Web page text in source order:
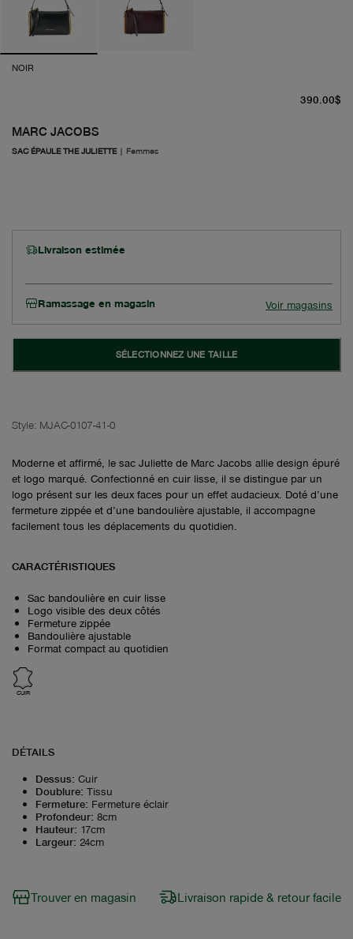
NOIR
MARC JACOBS
SAC ÉPAULE THE JULIETTE| Femmes
390.00$
Livraison estimée
Ramassage en magasin Voir magasins
SÉLECTIONNEZ UNE TAILLE
Style: MJAC-0107-41-0
Moderne et affirmé, le sac Juliette de Marc Jacobs allie design épuré
et logo marqué. Confectionné en cuir lisse, il se distingue par un
logo présent sur les deux faces pour un effet audacieux. Doté d’une
fermeture zippée et d’une bandoulière ajustable, il accompagne
facilement tous les déplacements du quotidien.
CARACTÉRISTIQUES
Sac bandoulière en cuir lisse
Logo visible des deux côtés
Fermeture zippée
Bandoulière ajustable
Format compact au quotidien
CUIR
DÉTAILS
Dessus: Cuir
Doublure: Tissu
Fermeture: Fermeture éclair
Profondeur: 8cm
Hauteur: 17cm
Largeur: 24cm
Trouver en magasin Livraison rapide & retour facile